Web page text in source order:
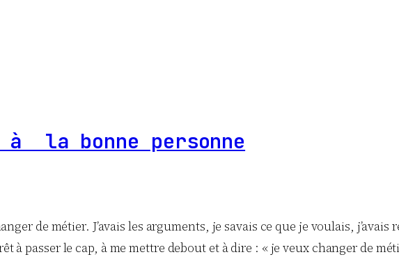
la bonne personne
de métier. J’avais les arguments, je savais ce que je voulais,
à passer le cap, à me mettre debout et à dire : « je veux changer de